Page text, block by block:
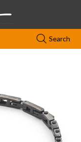
Search